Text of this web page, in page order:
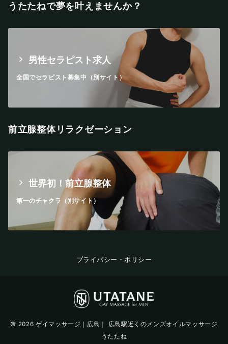
うたたねで夢を叶えませんか？
男性セラピスト求人
全国でセラピスト募集中（別サイト）
前立腺整体リラクゼーション
世界初！前立腺整体
第一のチャクラ（別サイト）
プライバシー・ポリシー
© 2026 ゲイマッサージ｜広島｜ 広島駅近くのメンズオイルマッサージ
うたたね